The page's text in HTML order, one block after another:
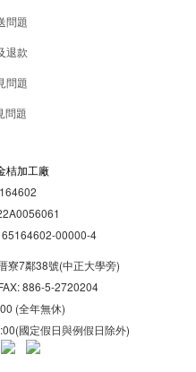
問題
退款
問題
問題
桔加工廠
00000-4
寮7鄰38號(中正大學旁)
886-5-2720204
(全年無休)
國定假日與例假日除外)